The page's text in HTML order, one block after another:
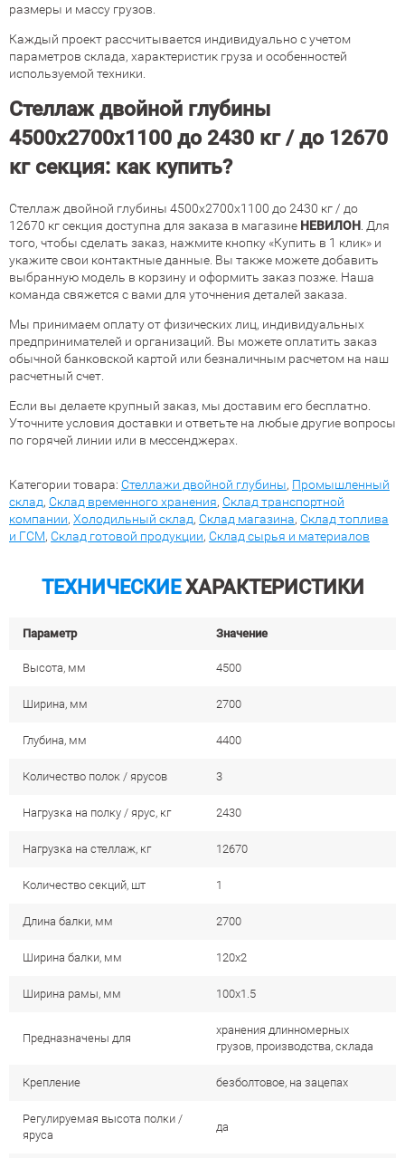
размеры и массу грузов.
Каждый проект рассчитывается индивидуально с учетом
параметров склада, характеристик груза и особенностей
используемой техники.
Стеллаж двойной глубины
4500х2700х1100 до 2430 кг / до 12670
кг секция: как купить?
Стеллаж двойной глубины 4500х2700х1100 до 2430 кг / до
12670 кг секция доступна для заказа в магазине НЕВИЛОН . Для
того, чтобы сделать заказ, нажмите кнопку «Купить в 1 клик» и
укажите свои контактные данные. Вы также можете добавить
выбранную модель в корзину и оформить заказ позже. Наша
команда свяжется с вами для уточнения деталей заказа.
Мы принимаем оплату от физических лиц, индивидуальных
предпринимателей и организаций. Вы можете оплатить заказ
обычной банковской картой или безналичным расчетом на наш
расчетный счет.
Если вы делаете крупный заказ, мы доставим его бесплатно.
Уточните условия доставки и ответьте на любые другие вопросы
по горячей линии или в мессенджерах.
Категории товара: Стеллажи двойной глубины, Промышленный
склад, Склад временного хранения, Склад транспортной
компании, Холодильный склад, Склад магазина, Склад топлива
и ГСМ, Склад готовой продукции, Склад сырья и материалов
ТЕХНИЧЕСКИЕХАРАКТЕРИСТИКИ
Параметр Значение
Высота, мм 4500
Ширина, мм 2700
Глубина, мм 4400
Количество полок / ярусов 3
Нагрузка на полку / ярус, кг 2430
Нагрузка на стеллаж, кг 12670
Количество секций, шт 1
Длина балки, мм 2700
Ширина балки, мм 120х2
Ширина рамы, мм 100х1.5
Предназначены для
хранения длинномерных
грузов, производства, склада
Крепление безболтовое, на зацепах
Регулируемая высота полки /
яруса
да